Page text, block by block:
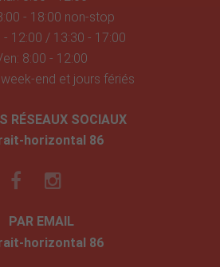
- 18:00 non-stop
- 12:00 / 13:30 - 17:00
8:00 - 12:00
end et jours fériés
RÉSEAUX SOCIAUX
PAR EMAIL